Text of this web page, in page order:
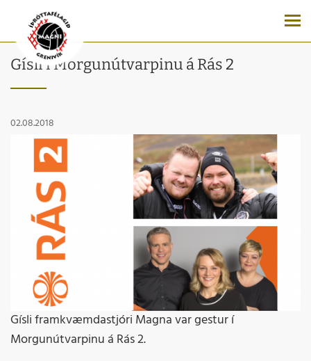
Gísli í Morgunútvarpinu á Rás 2
02.08.2018
Gísli framkvæmdastjóri Magna var gestur í
Morgunútvarpinu á Rás 2.